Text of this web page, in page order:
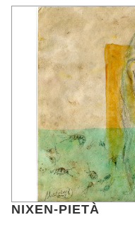
NIXEN-PIETÀ